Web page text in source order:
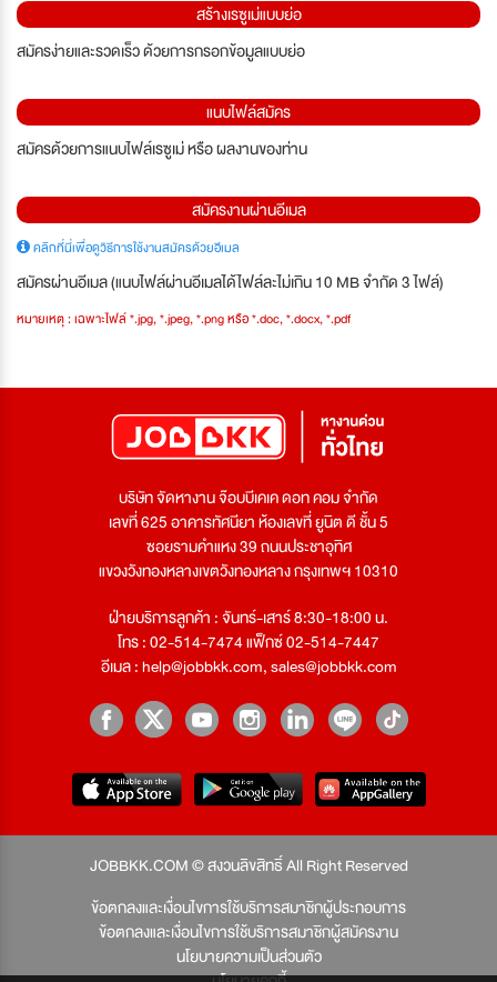
สร้างเรซูเม่แบบย่อ
สมัครง่ายและรวดเร็ว ด้วยการกรอกข้อมูลแบบย่อ
แนบไฟล์สมัคร
สมัครด้วยการแนบไฟล์เรซูเม่ หรือ ผลงานของท่าน
สมัครงานผ่านอีเมล
คลิกที่นี่เพื่อดูวิธีการใช้งานสมัครด้วยอีเมล
สมัครผ่านอีเมล (แนบไฟล์ผ่านอีเมลได้ไฟล์ละไม่เกิน 10 MB จำกัด 3 ไฟล์)
หมายเหตุ : เฉพาะไฟล์ *.jpg, *.jpeg, *.png หรือ *.doc, *.docx, *.pdf
บริษัท จัดหางาน จ๊อบบีเคเค ดอท คอม จำกัด
เลขที่ 625 อาคารทัศนียา ห้องเลขที่ ยูนิต ดี ชั้น 5
ซอยรามคำแหง 39 ถนนประชาอุทิศ
แขวงวังทองหลางเขตวังทองหลาง กรุงเทพฯ 10310
ฝ่ายบริการลูกค้า : จันทร์-เสาร์ 8:30-18:00 น.
โทร : 02-514-7474 แฟ็กซ์ 02-514-7447
อีเมล :help@jobbkk.com,sales@jobbkk.com
JOBBKK.COM © สงวนลิขสิทธิ์ All Right Reserved
ข้อตกลงและเงื่อนไขการใช้บริการสมาชิกผู้ประกอบการ
ข้อตกลงและเงื่อนไขการใช้บริการสมาชิกผู้สมัครงาน
นโยบายความเป็นส่วนตัว